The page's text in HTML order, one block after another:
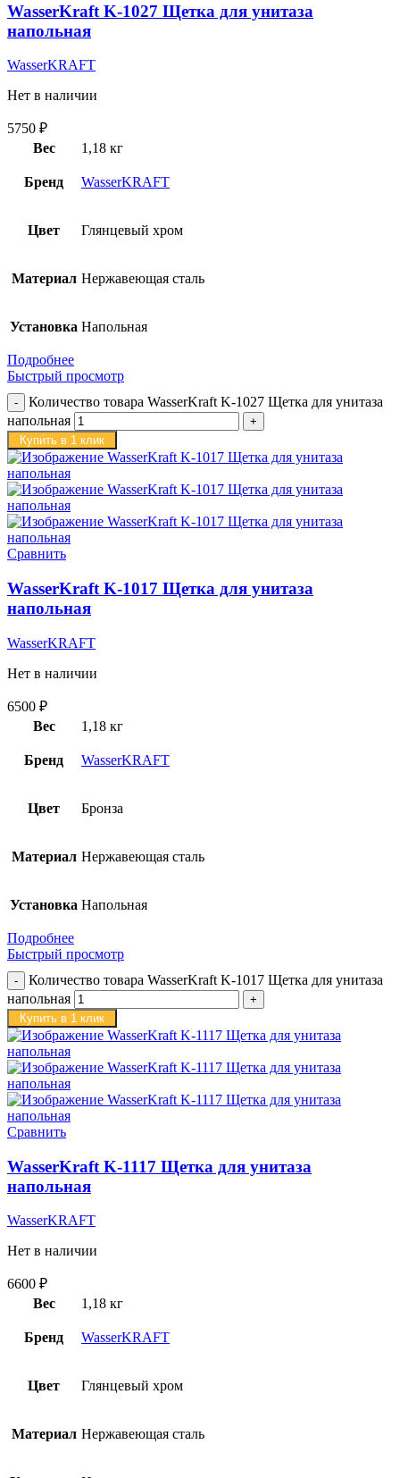
WasserKraft K-1027 Щетка для унитаза
напольная
WasserKRAFT
Нет в наличии
5750 ₽
Вес
1,18 кг
Бренд WasserKRAFT
Цвет Глянцевый хром
Материал Нержавеющая сталь
Установка Напольная
Подробнее
Быстрый просмотр
Количество товара WasserKraft K-1027 Щетка для унитаза
напольная
Купить в 1 клик
Сравнить
WasserKraft K-1017 Щетка для унитаза
напольная
WasserKRAFT
Нет в наличии
6500 ₽
Вес
1,18 кг
Бренд WasserKRAFT
Цвет Бронза
Материал Нержавеющая сталь
Установка Напольная
Подробнее
Быстрый просмотр
Количество товара WasserKraft K-1017 Щетка для унитаза
напольная
Купить в 1 клик
Сравнить
WasserKraft K-1117 Щетка для унитаза
напольная
WasserKRAFT
Нет в наличии
6600 ₽
Вес
1,18 кг
Бренд WasserKRAFT
Цвет Глянцевый хром
Материал Нержавеющая сталь